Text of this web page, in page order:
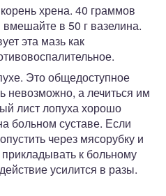
хрена. 40 граммов
в 50 г вазелина.
эта мазь как
Это общедоступное
невозможно, а лечиться им
лист лопуха хорошо
больном суставе. Если
через мясорубку и
к больному
усилится в разы.